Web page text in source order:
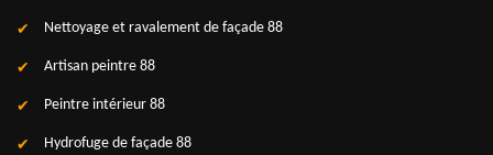
Nettoyage et ravalement de façade 88
Artisan peintre 88
Peintre intérieur 88
Hydrofuge de façade 88